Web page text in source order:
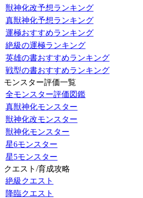
獣神化改予想ランキング
真獣神化予想ランキング
運極おすすめランキング
絶級の運極ランキング
英雄の書おすすめランキング
戦型の書おすすめランキング
モンスター評価一覧
全モンスター評価図鑑
真獣神化モンスター
獣神化改モンスター
獣神化モンスター
星6モンスター
星5モンスター
クエスト/育成攻略
絶級クエスト
降臨クエスト